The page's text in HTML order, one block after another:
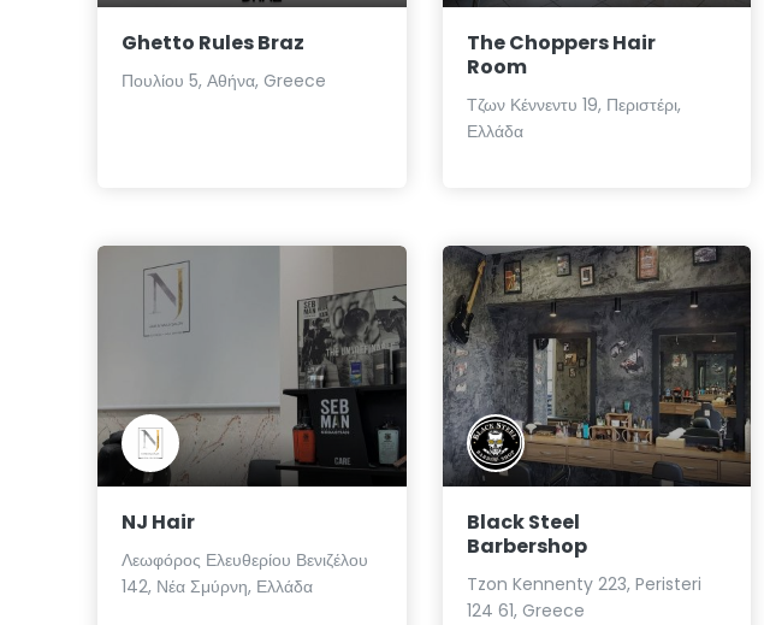
Ghetto Rules Braz
Πουλίου 5, Αθήνα, Greece
The Choppers Hair
Room
Τζων Κέννεντυ 19, Περιστέρι,
Ελλάδα
NJ Hair
Λεωφόρος Ελευθερίου Βενιζέλου
142, Νέα Σμύρνη, Ελλάδα
Black Steel
Barbershop
Tzon Kennenty 223, Peristeri
124 61, Greece